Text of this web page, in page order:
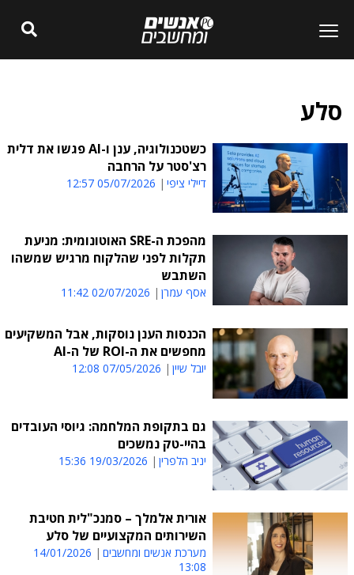
סלע
כשטכנולוגיה, ענן ו-AI פגשו את דלית
רצ'סטר על הרחבה
דיילי ציפי 05/07/2026 12:57
מהפכת ה-SRE האוטונומית: מניעת
תקלות לפני שהלקוח מרגיש שמשהו
השתבש
אסף עמרן 02/07/2026 11:42
הכנסות הענן נוסקות, אבל המשקיעים
מחפשים את ה-ROI של ה-AI
יובל שיין 07/05/2026 12:08
גם בתקופת המלחמה: גיוסי העובדים
בהיי-טק נמשכים
יניב הלפרין 19/03/2026 15:36
אורית אלמלך – סמנכ"לית חטיבת
השירותים המקצועיים של סלע
מערכת אנשים ומחשבים
14/01/2026
13:08